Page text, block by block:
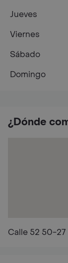
¿Dónde
Calle 52 50-27
Jueves
Viernes
Sábado
Domingo